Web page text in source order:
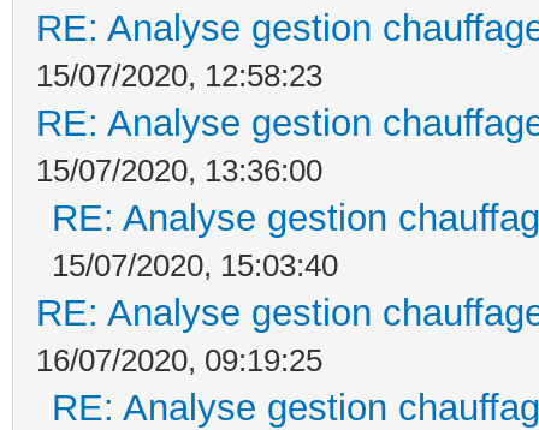
RE: Analyse gestion
15/07/2020, 12:58:23
RE: Analyse gestion
15/07/2020, 13:36:00
RE: Analyse gestion
15/07/2020, 15:03:40
RE: Analyse gestion
16/07/2020, 09:19:25
RE: Analyse gestion